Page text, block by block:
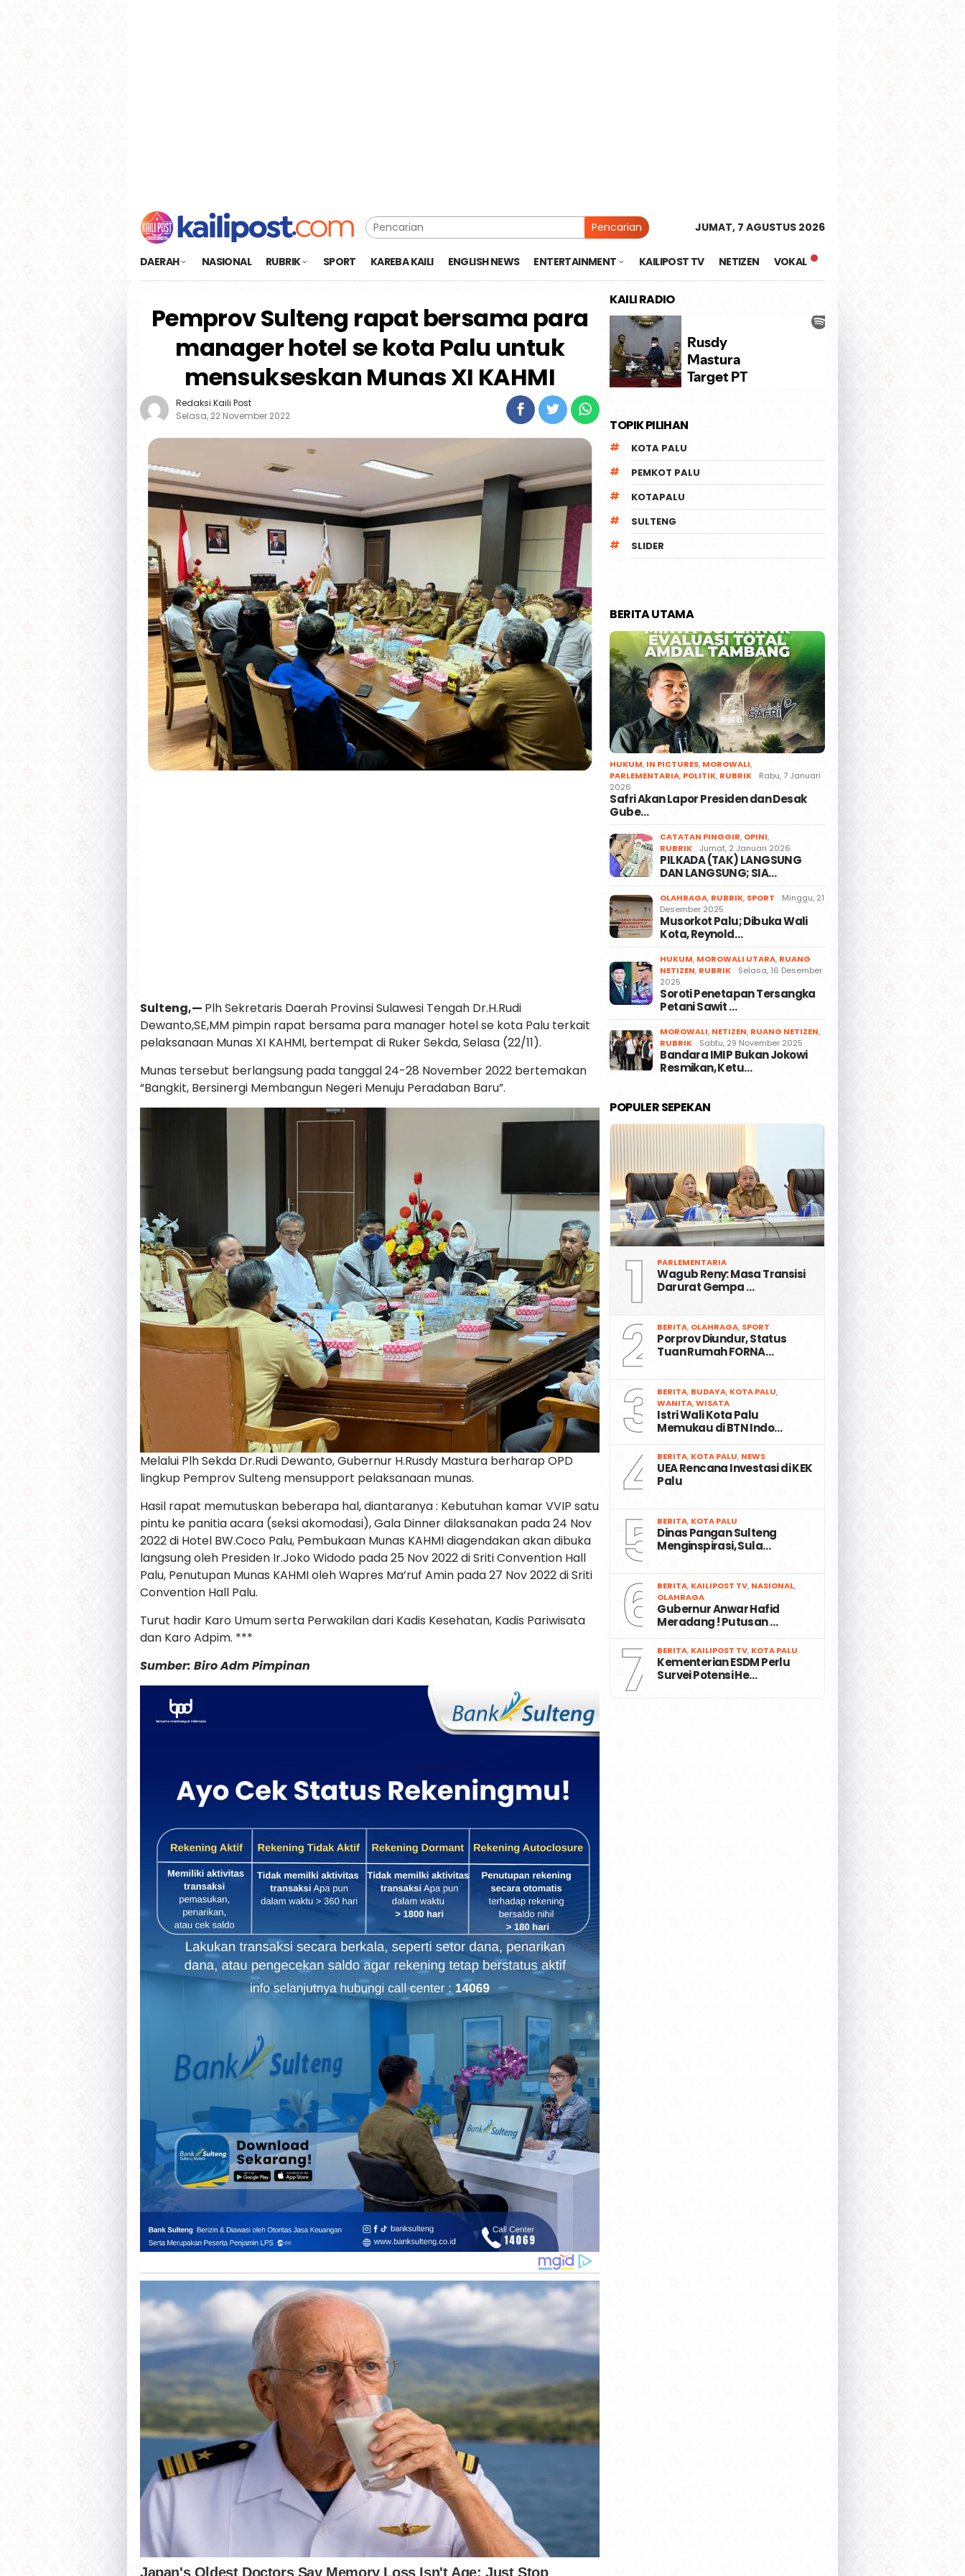
Pencarian JUMAT, 7 AGUSTUS 2026
DAERAH NASIONAL RUBRIK SPORT KAREBA KAILI ENGLISH NEWS ENTERTAINMENT KAILIPOST TV NETIZEN VOKAL
Pemprov Sulteng rapat bersama para
manager hotel se kota Palu untuk
mensukseskan Munas XI KAHMI
Redaksi Kaili Post
Selasa, 22 November 2022
Sulteng,— Plh Sekretaris Daerah Provinsi Sulawesi Tengah Dr.H.Rudi
Dewanto,SE,MM pimpin rapat bersama para manager hotel se kota Palu terkait
pelaksanaan Munas XI KAHMI, bertempat di Ruker Sekda, Selasa (22/11).
Munas tersebut berlangsung pada tanggal 24-28 November 2022 bertemakan
“Bangkit, Bersinergi Membangun Negeri Menuju Peradaban Baru”.
Melalui Plh Sekda Dr.Rudi Dewanto, Gubernur H.Rusdy Mastura berharap OPD
lingkup Pemprov Sulteng mensupport pelaksanaan munas.
Hasil rapat memutuskan beberapa hal, diantaranya : Kebutuhan kamar VVIP satu
pintu ke panitia acara (seksi akomodasi), Gala Dinner dilaksanakan pada 24 Nov
2022 di Hotel BW.Coco Palu, Pembukaan Munas KAHMI diagendakan akan dibuka
langsung oleh Presiden Ir.Joko Widodo pada 25 Nov 2022 di Sriti Convention Hall
Palu, Penutupan Munas KAHMI oleh Wapres Ma’ruf Amin pada 27 Nov 2022 di Sriti
Convention Hall Palu.
Turut hadir Karo Umum serta Perwakilan dari Kadis Kesehatan, Kadis Pariwisata
dan Karo Adpim. ***
Sumber: Biro Adm Pimpinan
KAILI RADIO
TOPIK PILIHAN
KOTA PALU
PEMKOT PALU
KOTAPALU
SULTENG
SLIDER
BERITA UTAMA
HUKUM, IN PICTURES, MOROWALI,
PARLEMENTARIA, POLITIK, RUBRIK
Rabu, 7 Januari
2026
Safri Akan Lapor Presiden dan Desak
Gube…
CATATAN PINGGIR, OPINI,
RUBRIK
Jumat, 2 Januari 2026
PILKADA (TAK) LANGSUNG
DAN LANGSUNG; SIA…
OLAHRAGA, RUBRIK, SPORT
Minggu, 21
Desember 2025
Musorkot Palu; Dibuka Wali
Kota, Reynold…
HUKUM, MOROWALI UTARA, RUANG
NETIZEN, RUBRIK
Selasa, 16 Desember
2025
Soroti Penetapan Tersangka
Petani Sawit …
MOROWALI, NETIZEN, RUANG NETIZEN,
RUBRIK
Sabtu, 29 November 2025
Bandara IMIP Bukan Jokowi
Resmikan, Ketu…
POPULER SEPEKAN
1 PARLEMENTARIA
Wagub Reny: Masa Transisi
Darurat Gempa …
2 BERITA, OLAHRAGA, SPORT
Porprov Diundur, Status
Tuan Rumah FORNA…
3 BERITA, BUDAYA, KOTA PALU,
WANITA,WISATA
Istri Wali Kota Palu
Memukau di BTN Indo…
4 BERITA, KOTA PALU, NEWS
UEA Rencana Investasi di KEK
Palu
5 BERITA, KOTA PALU
Dinas Pangan Sulteng
Menginspirasi, Sula…
6 BERITA, KAILIPOST TV, NASIONAL,
OLAHRAGA
Gubernur Anwar Hafid
Meradang ! Putusan …
7 BERITA, KAILIPOST TV, KOTA PALU
Kementerian ESDM Perlu
Survei Potensi He…